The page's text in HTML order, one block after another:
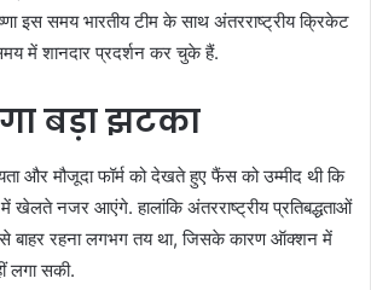
इस समय भारतीय टीम के साथ अंतरराष्ट्रीय क्रिकेट
में शानदार प्रदर्शन कर चुके हैं.
बड़ा झटका
और मौजूदा फॉर्म को देखते हुए फैंस को उम्मीद थी कि
खेलते नजर आएंगे. हालांकि अंतरराष्ट्रीय प्रतिबद्धताओं
बाहर रहना लगभग तय था, जिसके कारण ऑक्शन में
लगा सकी.